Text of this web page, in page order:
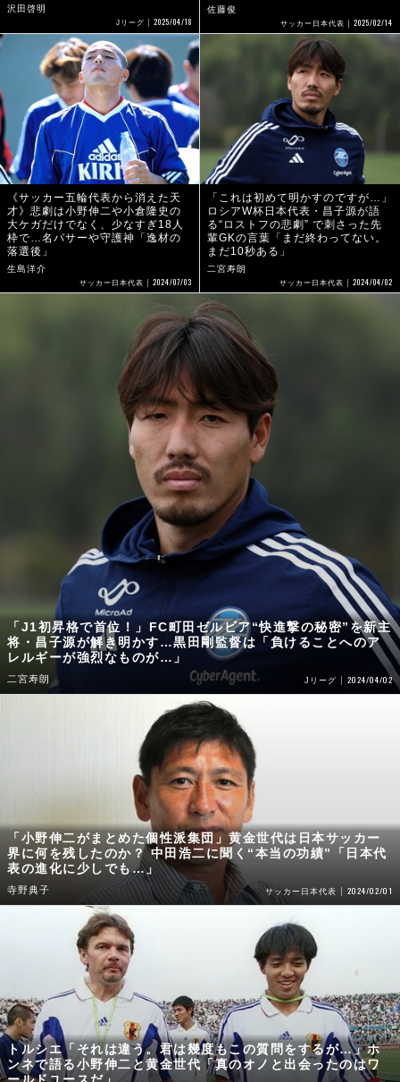
沢田啓明
Jリーグ 2025/04/18
佐藤俊
サッカー日本代表 2025/02/14
《サッカー五輪代表から消えた天
才》悲劇は小野伸二や小倉隆史の
大ケガだけでなく、少なすぎ18人
枠で…名パサーや守護神「逸材の
落選後」
生島洋介
サッカー日本代表 2024/07/03
「これは初めて明かすのですが…」
ロシアW杯日本代表・昌子源が語
る“ロストフの悲劇” で刺さった先
輩GKの言葉「まだ終わってない。
まだ10秒ある」
二宮寿朗
サッカー日本代表 2024/04/02
「J1初昇格で首位！」FC町田ゼルビア“快進撃の秘密”を新主
将・昌子源が解き明かす…黒田剛監督は「負けることへのア
レルギーが強烈なものが…」
二宮寿朗 Jリーグ 2024/04/02
「小野伸二がまとめた個性派集団」黄金世代は日本サッカー
界に何を残したのか？ 中田浩二に聞く“本当の功績”「日本代
表の進化に少しでも…」
寺野典子 サッカー日本代表 2024/02/01
トルシエ「それは違う。君は幾度もこの質問をするが…」ホ
ンネで語る小野伸二と黄金世代「真のオノと出会ったのはワ